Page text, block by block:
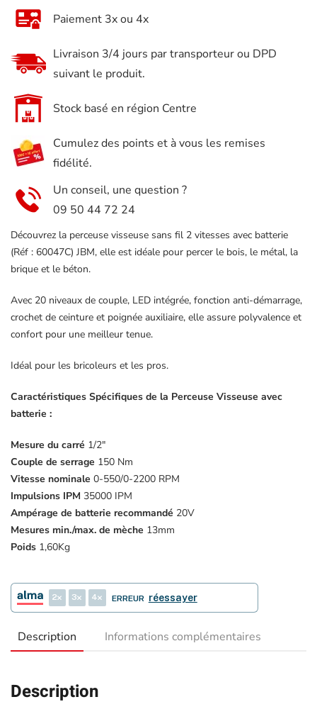
Visseuse
Perceuse
fil
20v
+
chargeur
Paiement 3x ou 4x
Livraison 3/4 jours par transporteur ou DPD
suivant le produit.
Stock basé en région Centre
Cumulez des points et à vous les remises
fidélité.
Un conseil, une question ?
09 50 44 72 24
Découvrez la perceuse visseuse sans fil 2 vitesses avec batterie
(Réf : 60047C) JBM, elle est idéale pour percer le bois, le métal, la
brique et le béton.
Avec 20 niveaux de couple, LED intégrée, fonction anti-démarrage,
crochet de ceinture et poignée auxiliaire, elle assure polyvalence et
confort pour une meilleur tenue.
Idéal pour les bricoleurs et les pros.
Caractéristiques Spécifiques de la Perceuse Visseuse avec
batterie :
Mesure du carré 1/2″
Couple de serrage 150 Nm
Vitesse nominale 0-550/0-2200 RPM
Impulsions IPM 35000 IPM
Ampérage de batterie recommandé 20V
Mesures min./max. de mèche 13mm
Poids 1,60Kg
2 3 4 ERREUR réessayer
Description Informations complémentaires
Description